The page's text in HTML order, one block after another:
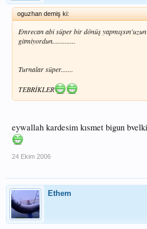
oguzhan demiş ki:
Emrecan abi süper bir dönüş
gitmiyordun.............
Turnalar süper.......
TEBRİKLER
eywallah kardesim kısmet bigun
24 Ekim 2006
Ethem